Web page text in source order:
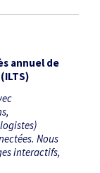
annuel de
Nous
interactifs,